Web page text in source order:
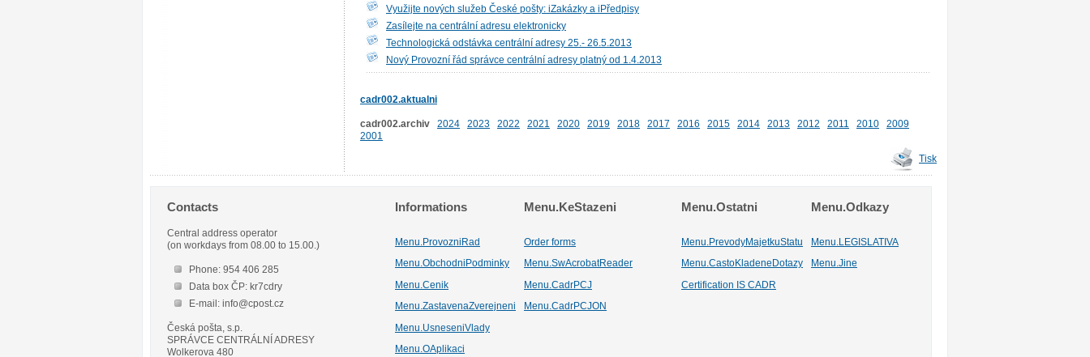
Využijte nových služeb České pošty: iZakázky a iPředpisy
Zasílejte na centrální adresu elektronicky
Technologická odstávka centrální adresy 25.- 26.5.2013
Nový Provozní řád správce centrální adresy platný od 1.4.2013
cadr002.aktualni
cadr002.archiv 2024 2023 2022 2021 2020 2019 2018 2017 2016 2015 2014 2013 2012 2011 2010
2009
2001
Tisk
Contacts
Central address operator
(on workdays from 08.00 to 15.00.)
Phone: 954 406 285
Data box ČP: kr7cdry
E-mail: info@cpost.cz
Česká pošta, s.p.
SPRÁVCE CENTRÁLNÍ ADRESY
Wolkerova 480
Informations Menu.KeStazeni Menu.Ostatni Menu.Odkazy
Menu.ProvozniRad Order forms Menu.PrevodyMajetkuStatu
Menu.LEGISLATIVA
Menu.ObchodniPodminky
Menu.SwAcrobatReader Menu.CastoKladeneDotazy Menu.Jine
Menu.Cenik Menu.CadrPCJ
Certification IS CADR
Menu.ZastavenaZverejneni
Menu.CadrPCJON
Menu.UsneseniVlady
Menu.OAplikaci